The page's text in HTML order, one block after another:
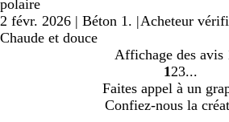
polaire
2 févr. 2026 | Béton 1. |Acheteur
Chaude et douce
Affichage des avis
Accéder
à
la
1 Accéder
à
la
2 Accéder
à
la
3
Faites appel à un
Confiez-nous la